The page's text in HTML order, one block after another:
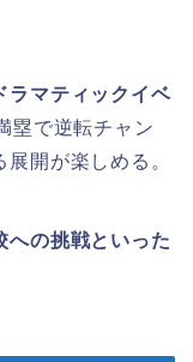
ラマティックイベ
塁で逆転チャン
開が楽しめる。
への挑戦といった